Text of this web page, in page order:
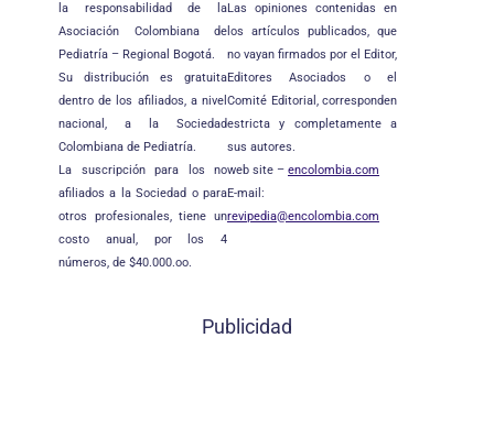
la responsabilidad de la
Asociación Colombiana de
Pediatría – Regional Bogotá.
Su distribución es gratuita
dentro de los afiliados, a nivel
nacional, a la Sociedad
Colombiana de Pediatría.
La suscripción para los no
afiliados a la Sociedad o para
otros profesionales, tiene un
costo anual, por los 4
números, de $40.000.oo.
Las opiniones contenidas en
los artículos publicados, que
no vayan firmados por el Editor,
Editores Asociados o el
Comité Editorial, corresponden
estricta y completamente a
sus autores.
web site – encolombia.com
E-mail:
revipedia@encolombia.com
Publicidad